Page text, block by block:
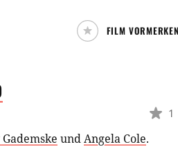
FILM VORMERKEN
1
undAngela Cole.